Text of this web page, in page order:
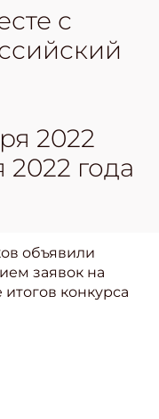
с
2022
2022 года
объявили
заявок на
конкурса